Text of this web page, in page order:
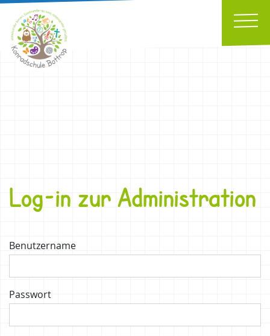
Log-in zur Administration
Benutzername
Passwort